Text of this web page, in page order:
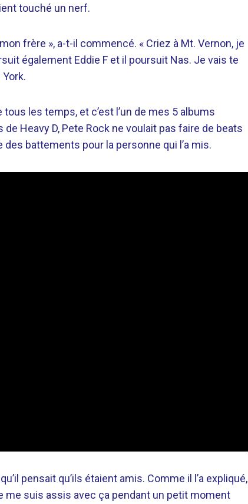
touché un nerf.
frère », a-t-il commencé. « Criez à Mt. Vernon, je
également Eddie F et il poursuit Nas. Je vais te
les temps, et c’est l’un de mes 5 albums
de Heavy D, Pete Rock ne voulait pas faire de beats
battements pour la personne qui l’a mis.
pensait qu’ils étaient amis. Comme il l’a expliqué,
me suis assis avec ça pendant un petit moment